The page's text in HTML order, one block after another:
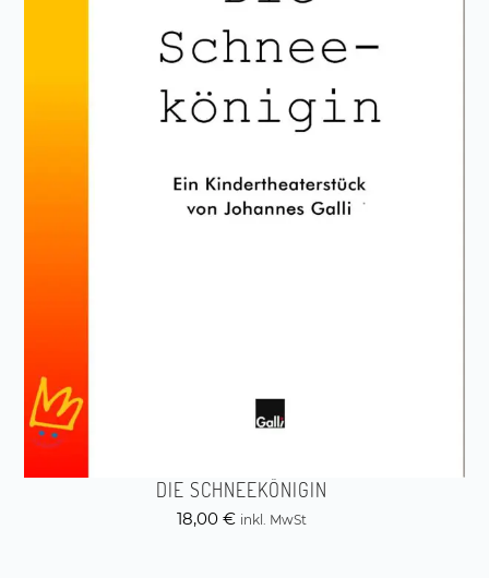
DIE SCHNEEKÖNIGIN
18,00 € inkl. MwSt